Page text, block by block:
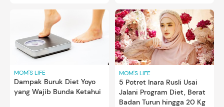
MOM'S LIFE
Dampak Buruk Diet Yoyo
yang Wajib Bunda Ketahui
MOM'S LIFE
5 Potret Inara Rusli Usai
Jalani Program Diet, Berat
Badan Turun hingga 20 Kg